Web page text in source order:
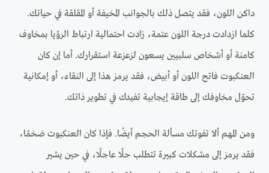
داكن اللون، فقد يتصل ذلك بالجوانب المخيفة أو المقلقة في حياتك.
كلما ازدادت درجة اللون عتمة، زادت احتمالية ارتباط الرؤيا بمخاوف
كامنة أو أشخاص سلبيين يسعون لزعزعة استقرارك. أما إن كان
العنكبوت فاتح اللون أو أبيض، فقد يرمز هذا إلى النقاء، أو إمكانية
تحوّل مخاوفك إلى طاقة إيجابية تفيدك في تطوير ذاتك.
ومن المهم ألا تفوتك مسألة الحجم أيضًا. فإذا كان العنكبوت ضخمًا،
فقد يرمز إلى مشكلات كبيرة تتطلب حلًا عاجلًا، في حين يشير